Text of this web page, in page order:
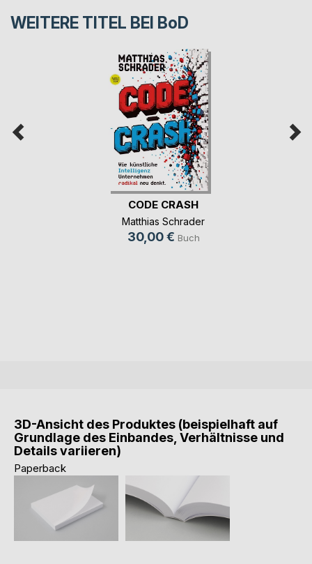
WEITERE TITEL BEI BoD
CODE CRASH
Matthias Schrader
30,00 € Buch
3D-Ansicht des Produktes (beispielhaft auf
Grundlage des Einbandes, Verhältnisse und
Details variieren)
Paperback